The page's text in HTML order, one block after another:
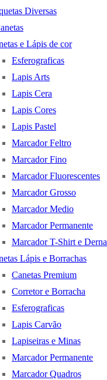
Diversas
e Lápis de cor
Esferograficas
Lapis Arts
Lapis Cera
Lapis Cores
Lapis Pastel
Marcador Feltro
Marcador Fino
Marcador Fluorescentes
Marcador Grosso
Marcador Medio
Marcador Permanente
Marcador T-Shirt e Derna
Lápis e Borrachas
Canetas Premium
Corretor e Borracha
Esferograficas
Lapis Carvão
Lapiseiras e Minas
Marcador Permanente
Marcador Quadros